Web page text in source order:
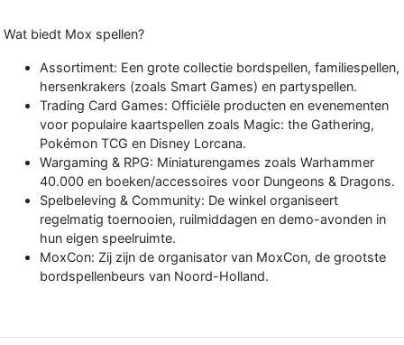
Wat biedt Mox spellen?
Assortiment: Een grote collectie bordspellen, familiespellen,
hersenkrakers (zoals Smart Games) en partyspellen.
Trading Card Games: Officiële producten en evenementen
voor populaire kaartspellen zoals Magic: the Gathering,
Pokémon TCG en Disney Lorcana.
Wargaming & RPG: Miniaturengames zoals Warhammer
40.000 en boeken/accessoires voor Dungeons & Dragons.
Spelbeleving & Community: De winkel organiseert
regelmatig toernooien, ruilmiddagen en demo-avonden in
hun eigen speelruimte.
MoxCon: Zij zijn de organisator van MoxCon, de grootste
bordspellenbeurs van Noord-Holland.